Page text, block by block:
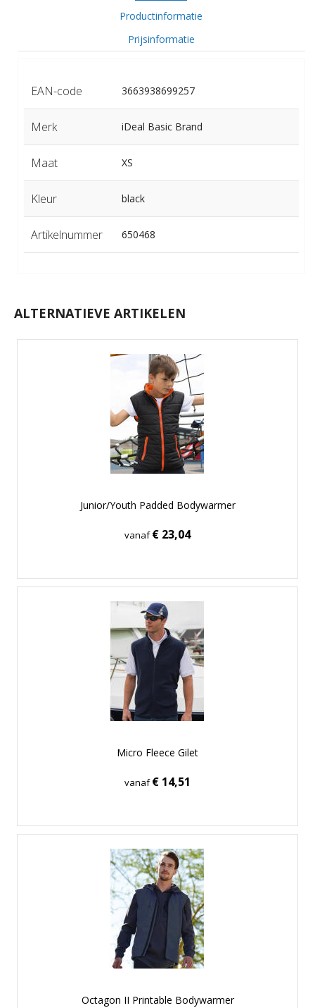
Productinformatie
Prijsinformatie
EAN-code 3663938699257
Merk iDeal Basic Brand
Maat XS
Kleur black
Artikelnummer 650468
ALTERNATIEVE ARTIKELEN
Junior/Youth Padded Bodywarmer
vanaf€ 23,04
Micro Fleece Gilet
vanaf€ 14,51
Octagon II Printable Bodywarmer